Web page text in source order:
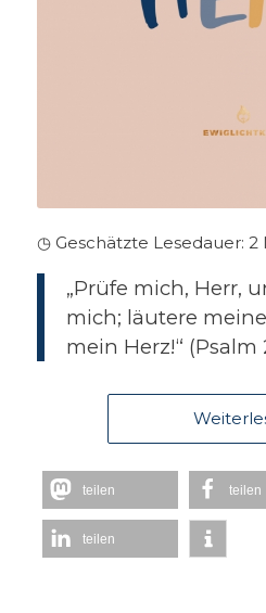
◷ Geschätzte Lesedauer: 2
„Prüfe mich, Herr,
mich; läutere
mein Herz!“ (Psalm
teilen teilen
teilen